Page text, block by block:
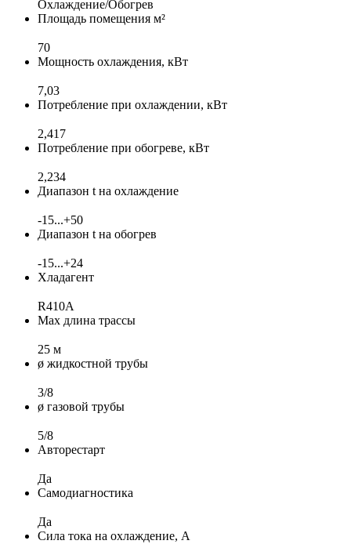
Охлаждение/Обогрев
Площадь помещения м²
70
Мощность охлаждения, кВт
7,03
Потребление при охлаждении, кВт
2,417
Потребление при обогреве, кВт
2,234
Диапазон t на охлаждение
-15...+50
Диапазон t на обогрев
-15...+24
Хладагент
R410A
Max длина трассы
25 м
ø жидкостной трубы
3/8
ø газовой трубы
5/8
Авторестарт
Да
Самодиагностика
Да
Сила тока на охлаждение, А